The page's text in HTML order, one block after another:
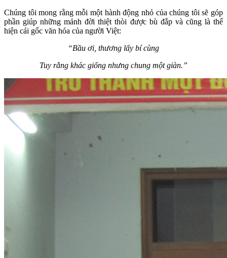
Chúng tôi mong rằng mỗi một hành động nhỏ của chúng tôi sẽ góp
phần giúp những mảnh đời thiệt thòi được bù đắp và cũng là thể
hiện cái gốc văn hóa của người Việt:
“Bầu ơi, thương lấy bí cùng
Tuy rằng khác giống nhưng chung một giàn.”